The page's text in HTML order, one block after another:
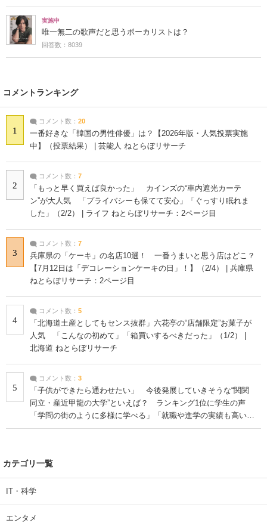
実施中
唯一無二の歌声だと思うボーカリストは？
回答数：8039
コメントランキング
1
コメント数： 20
一番好きな「韓国の男性俳優」は？【2026年版・人気投票実施
中】（投票結果） | 芸能人 ねとらぼリサーチ
2
コメント数： 7
「もっと早く買えば良かった」 カインズの“車内遮光カーテ
ン”が大人気 「プライバシーも保てて安心」「ぐっすり眠れま
した」（2/2） | ライフ ねとらぼリサーチ：2ページ目
3
コメント数： 7
兵庫県の「ケーキ」の名店10選！ 一番うまいと思う店はどこ？
【7月12日は「デコレーションケーキの日」！】（2/4） | 兵庫県
ねとらぼリサーチ：2ページ目
4
コメント数： 5
「北海道土産としてもセンス抜群」六花亭の“店舗限定”お菓子が
人気 「こんなの初めて」「箱買いするべきだった」（1/2） |
北海道 ねとらぼリサーチ
5
コメント数： 3
「子供ができたら通わせたい」 今後発展していきそうな“関関
同立・産近甲龍の大学”といえば？ ランキング1位に学生の声
「学問の街のように多様に学べる」「就職や進学の実績も高い」
| 大学 ねとらぼリサーチ
カテゴリ一覧
IT・科学
エンタメ